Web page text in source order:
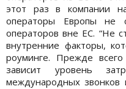
этот раз в компании
операторы Европы не
операторов вне ЕС. “Не
внутренние факторы,
роуминге. Прежде
зависит уровень
международных звонков